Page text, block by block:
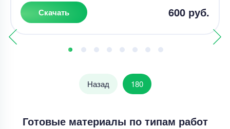
Скачать 600 руб.
Назад 180
Готовые материалы по типам работ